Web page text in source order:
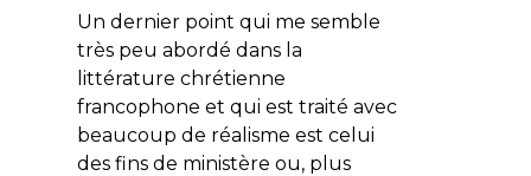
Un dernier point qui me semble
très peu abordé dans la
littérature chrétienne
francophone et qui est traité avec
beaucoup de réalisme est celui
des fins de ministère ou, plus